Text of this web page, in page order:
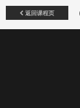
返回课程页